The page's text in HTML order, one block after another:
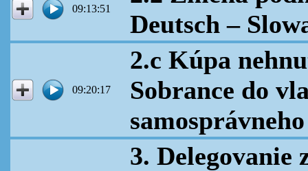
09:13:51
Deutsch –
09:20:17
2.c Kúpa
Sobrance do
3.